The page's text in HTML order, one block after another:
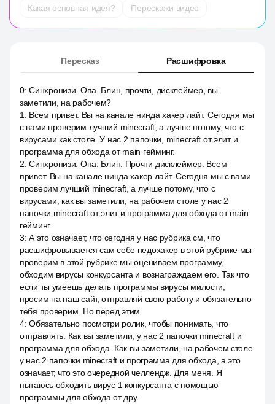
Какая основная идея?
Перескажи видео
Пересказ Расшифровка
0:Синхронизи. Опа. Блин, прочти, дисклеймер, вы
заметили, на рабочем?
1 : Всем привет. Вы на канале нинда хакер лайт. Сегодня мы
с вами проверим лучший minecraft, а лучше потому, что с
вирусами как столе. У нас 2 папочки, minecraft от элит и
программа для обхода от main гейминг.
2:Синхронизи. Опа. Блин. Прочти дисклеймер. Всем
привет. Вы на канале нинда хакер лайт. Сегодня мы с вами
проверим лучший minecraft, а лучше потому, что с
вирусами, как вы заметили, на рабочем столе у нас 2
папочки minecraft от элит и программа для обхода от main
гейминг.
3:А это означает, что сегодня у нас рубрика см, что
расшифровывается сам себе недохакер в этой рубрике мы
проверим в этой рубрике мы оцениваем программу,
обходим вирусы конкурсанта и вознаграждаем его. Так что
если ты умеешь делать программы вирусы милости,
просим на наш сайт, отправляй свою работу и обязательно
тебя проверим. Но перед этим
4:Обязательно посмотри ролик, чтобы понимать, что
отправлять. Как вы заметили, у нас 2 папочки minecraft и
программа для обхода. Как вы заметили, на рабочем столе
у нас 2 папочки minecraft и программа для обхода, а это
означает, что это очередной челлендж. Для меня. Я
пытаюсь обходить вирус 1 конкурсанта с помощью
программы для обхода от дру.